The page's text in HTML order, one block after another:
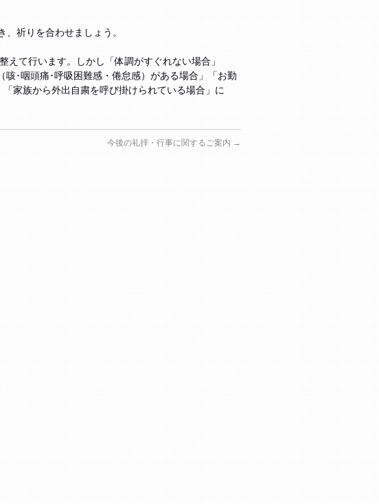
祈りを合わせましょう。
て行います。しかし「体調がすぐれない場合」
咳･咽頭痛･呼吸困難感・倦怠感）がある場合」「お勤
家族から外出自粛を呼び掛けられている場合」に
今後の礼拝・行事に関するご案内 →